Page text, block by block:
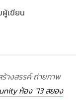
เขียน
างสรรค์ ถ่ายภาพ
ห้อง "13 สยอง